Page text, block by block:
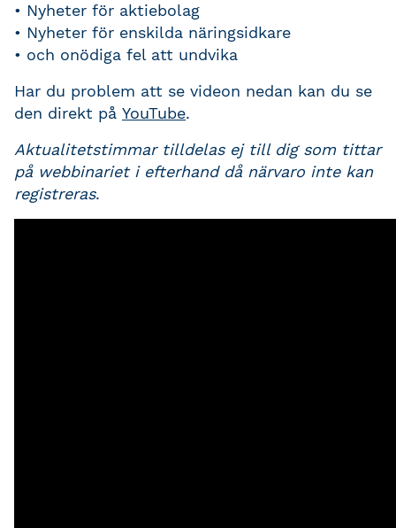
• Nyheter för aktiebolag
• Nyheter för enskilda näringsidkare
• och onödiga fel att undvika
Har du problem att se videon nedan kan du se
den direkt på YouTube.
Aktualitetstimmar tilldelas ej till dig som tittar
på webbinariet i efterhand då närvaro inte kan
registreras.